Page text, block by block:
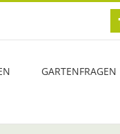
GARTENFRAGEN